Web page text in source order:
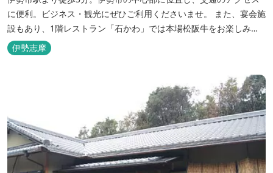
に便利。ビジネス・観光にぜひご利用くださいませ。 また、宴会施
設もあり、1階レストラン「石かわ」では本場松阪牛をお楽しみい
ただけます。
伊勢志摩